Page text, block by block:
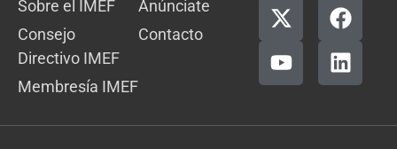
Sobre el IMEF
Consejo
Directivo IMEF
Membresía IMEF
Anúnciate
Contacto